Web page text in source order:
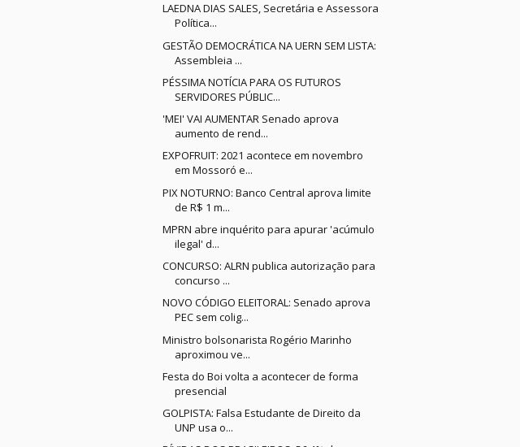
LAEDNA DIAS SALES, Secretária e Assessora
Política...
GESTÃO DEMOCRÁTICA NA UERN SEM LISTA:
Assembleia ...
PÉSSIMA NOTÍCIA PARA OS FUTUROS
SERVIDORES PÚBLIC...
'MEI' VAI AUMENTAR Senado aprova
aumento de rend...
EXPOFRUIT: 2021 acontece em novembro
em Mossoró e...
PIX NOTURNO: Banco Central aprova limite
de R$ 1 m...
MPRN abre inquérito para apurar 'acúmulo
ilegal' d...
CONCURSO: ALRN publica autorização para
concurso ...
NOVO CÓDIGO ELEITORAL: Senado aprova
PEC sem colig...
Ministro bolsonarista Rogério Marinho
aproximou ve...
Festa do Boi volta a acontecer de forma
presencial
GOLPISTA: Falsa Estudante de Direito da
UNP usa o...